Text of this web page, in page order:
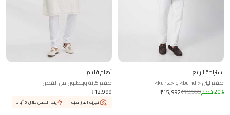
استراحة الربيع
طقم لينن <bundi> و <kurta>
₹15,992₹19,990 20% خصم
آهام فايام
طقم كرتة وبنطلون من القطن
₹12,999
تجربة افتراضية يتم الشحن خلال 6 أيام